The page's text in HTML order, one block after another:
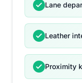
Lane
Leather
Proximity